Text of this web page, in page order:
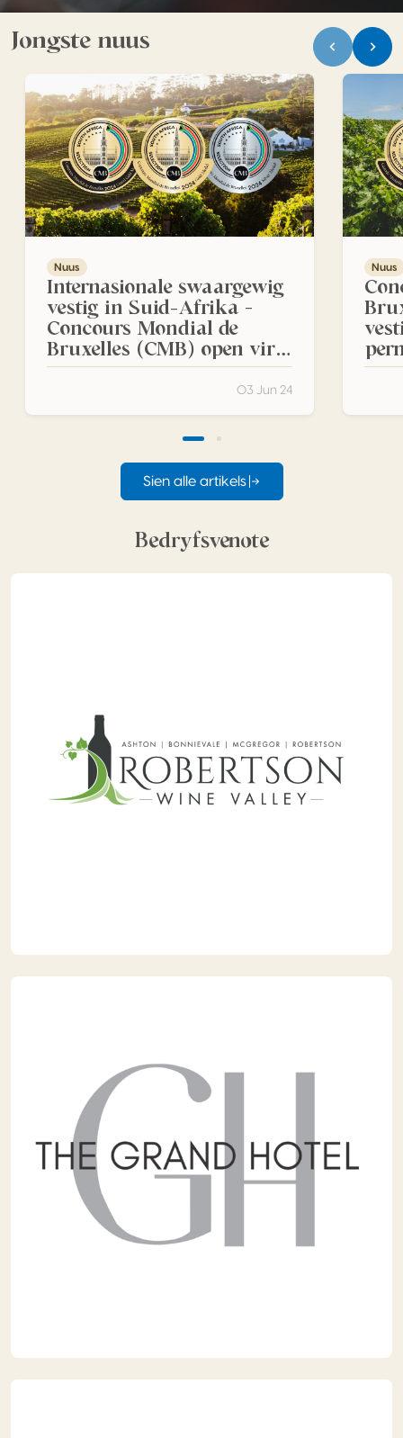
Jongste nuus
Internasionale swaargewig vestig in Suid-Afrika –
Nuus
Internasionale swaargewig
vestig in Suid-Afrika –
Concours Mondial de
Bruxelles (CMB) open vir
2024 inskrywings!
03 Jun 24
Nuus
Sien alle artikels
Bedryfsvenote